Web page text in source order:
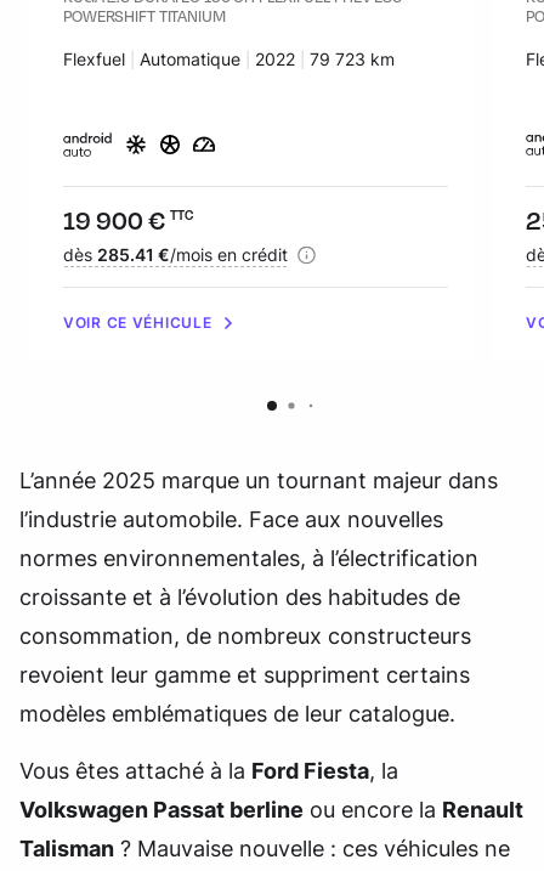
POWERSHIFT TITANIUM
Carburant :
Flexfuel Transmission :
Automatique Années :
2022 Kilomètres :
79 723 km
Prix :
19 900 € TTC
Financement :
dès 285.41 €/mois en crédit
VOIR CE VÉHICULE
L’année 2025 marque un tournant majeur dans
l’industrie automobile. Face aux nouvelles
normes environnementales, à l’électrification
croissante et à l’évolution des habitudes de
consommation, de nombreux constructeurs
revoient leur gamme et suppriment certains
modèles emblématiques de leur catalogue.
Vous êtes attaché à la Ford Fiesta, la
Volkswagen Passat berline ou encore la Renault
Talisman ? Mauvaise nouvelle : ces véhicules ne